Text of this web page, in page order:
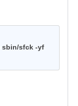
sbin/sfck -yf